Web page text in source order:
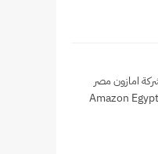
امازون مصر
Amazon